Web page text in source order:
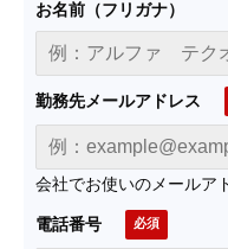
お名前（フリガナ）
勤務先メールアドレス
会社でお使いのメールア
電話番号